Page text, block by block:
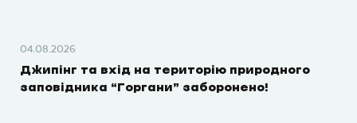
04.08.2026
Джипінг та вхід на територію природного
заповідника “Горгани” заборонено!